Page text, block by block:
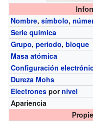
Nombre,símbolo,
Serie química
Grupo,período,bloque
Masa atómica
Configuración
Dureza Mohs
Electrones pornivel
Apariencia